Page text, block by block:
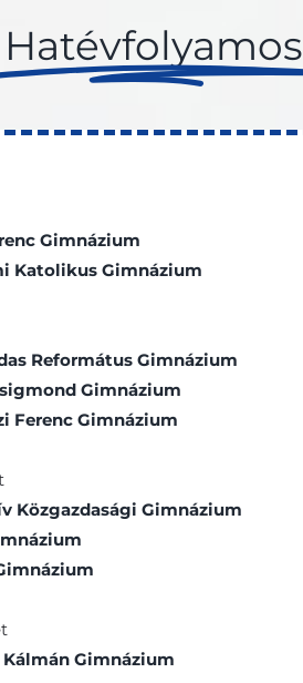
Hatévfolyamos
Gimnázium
Katolikus Gimnázium
Református Gimnázium
Gimnázium
Ferenc Gimnázium
Közgazdasági Gimnázium
Kálmán Gimnázium